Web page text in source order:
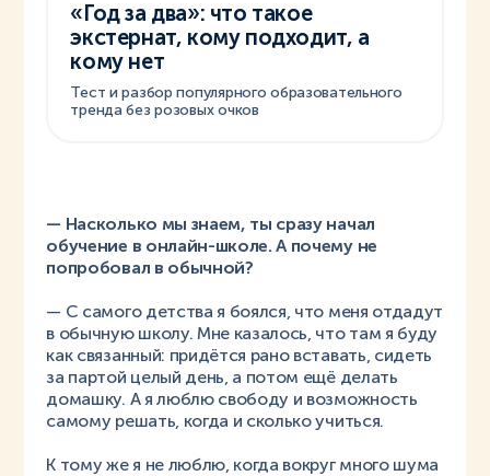
«Год за два»: что такое
экстернат, кому подходит, а
кому нет
Тест и разбор популярного образовательного
тренда без розовых очков
— Насколько мы знаем, ты сразу начал
обучение в онлайн-школе. А почему не
попробовал в обычной?
— С самого детства я боялся, что меня отдадут
в обычную школу. Мне казалось, что там я буду
как связанный: придётся рано вставать, сидеть
за партой целый день, а потом ещё делать
домашку. А я люблю свободу и возможность
самому решать, когда и сколько учиться.
К тому же я не люблю, когда вокруг много шума